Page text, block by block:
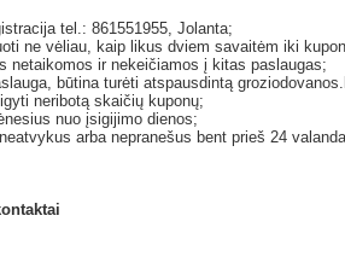
tel.: 861551955, Jolanta;
ne vėliau, kaip likus dviem savaitėm iki
netaikomos ir nekeičiamos į kitas paslaugas;
būtina turėti atspausdintą
neribotą skaičių kuponų;
nuo įsigijimo dienos;
arba nepranešus bent prieš 24